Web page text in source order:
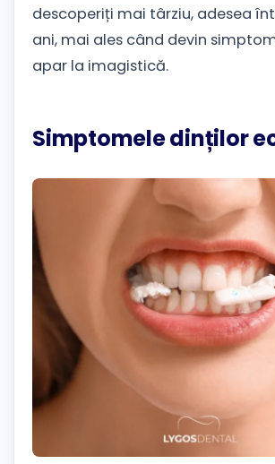
descoperiți mai târziu, adesea
ani, mai ales când devin
apar la imagistică.
Simptomele dinților